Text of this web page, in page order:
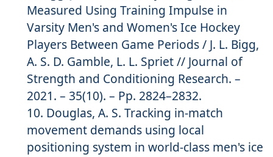
Measured Using Training Impulse in
Varsity Men's and Women's Ice Hockey
Players Between Game Periods / J. L. Bigg,
A. S. D. Gamble, L. L. Spriet // Journal of
Strength and Conditioning Research. –
2021. – 35(10). – Pp. 2824–2832.
Douglas, A. S. Tracking in-match
movement demands using local
positioning system in world-class men's ice